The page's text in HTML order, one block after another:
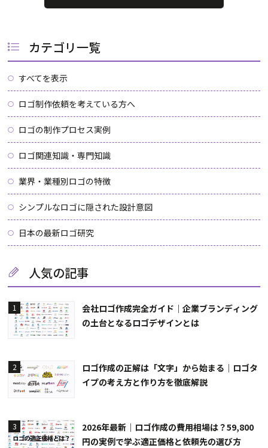
カテゴリ一覧
すべてを表示
ロゴ制作依頼を考えている方へ
ロゴの制作プロセス実例
ロゴ関連知識・専門知識
業界・業種別ロゴの特徴
シンプルなロゴに隠された設計意図
日本の最新ロゴ研究
人気の記事
1
会社ロゴ作成完全ガイド｜企業ブランディング
の土台となるロゴデザインとは
2
ロゴ作成の正解は「文字」から始まる｜ロゴタ
イプの考え方と作り方を徹底解説
3
2026年最新｜ロゴ作成の費用相場は？59,800
円の実例で学ぶ適正価格と依頼先の選び方